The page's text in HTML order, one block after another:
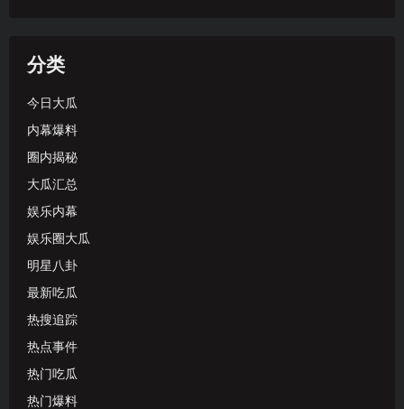
分类
今日大瓜
内幕爆料
圈内揭秘
大瓜汇总
娱乐内幕
娱乐圈大瓜
明星八卦
最新吃瓜
热搜追踪
热点事件
热门吃瓜
热门爆料